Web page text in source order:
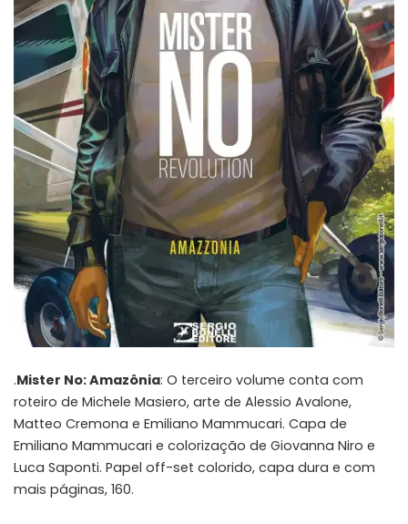
.Mister No: Amazônia: O terceiro volume conta com
roteiro de Michele Masiero, arte de Alessio Avalone,
Matteo Cremona e Emiliano Mammucari. Capa de
Emiliano Mammucari e colorização de Giovanna Niro e
Luca Saponti. Papel off-set colorido, capa dura e com
mais páginas, 160.